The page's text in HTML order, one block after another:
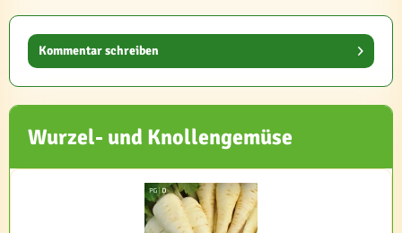
Kommentar schreiben
Wurzel- und Knollengemüse